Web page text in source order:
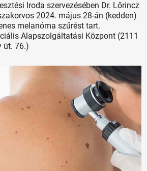
Iroda szervezésében Dr. Lőrincz
2024. május 28-án (kedden)
melanóma szűrést tart.
Alapszolgáltatási Központ (2111
út. 76.)